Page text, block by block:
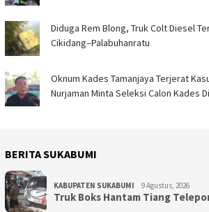
Diduga Rem Blong, Truk Colt Diesel
Cikidang–Palabuhanratu
Oknum Kades Tamanjaya Terjerat
Nurjaman Minta Seleksi Calon Kades
BERITA SUKABUMI
KABUPATEN SUKABUMI 9 Agustus, 2026
Truk Boks Hantam Tiang